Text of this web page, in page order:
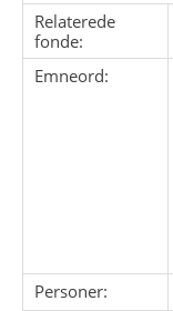
Relaterede
fonde:
Emneord:
Personer: